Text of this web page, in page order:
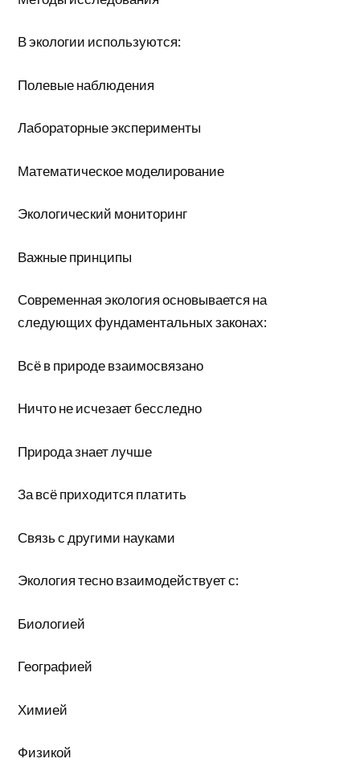
В экологии используются:
Полевые наблюдения
Лабораторные эксперименты
Математическое моделирование
Экологический мониторинг
Важные принципы
Современная экология основывается на
следующих фундаментальных законах:
Всё в природе взаимосвязано
Ничто не исчезает бесследно
Природа знает лучше
За всё приходится платить
Связь с другими науками
Экология тесно взаимодействует с:
Биологией
Географией
Химией
Физикой